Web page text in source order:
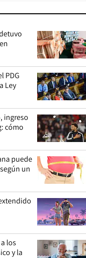
PDG
Ley
ingreso
cómo
puede
un
los
y la